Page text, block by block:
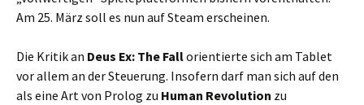
Am 25. März soll es nun auf Steam erscheinen.
Die Kritik an Deus Ex: The Fallorientierte sich am Tablet
vor allem an der Steuerung. Insofern darf man sich auf den
als eine Art von Prolog zu Human Revolution zu